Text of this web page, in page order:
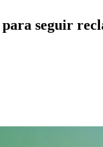
para seguir